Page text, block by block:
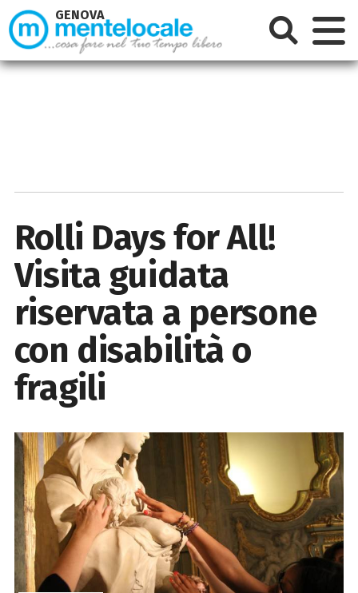
Rolli Days for All!
Visita guidata
riservata a persone
con disabilità o
fragili
GENOVA